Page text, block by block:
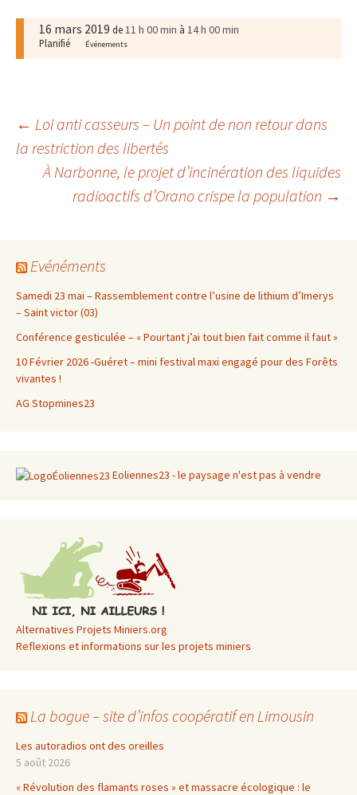
16 mars 2019 de11 h 00 min à 14 h 00 min
Planifié Événements
Navigation
des
← Loi anti casseurs – Un point de non retour dans
la restriction des libertés
À Narbonne, le projet d’incinération des liquides
radioactifs d’Orano crispe la population →
Evénéments
Samedi 23 mai – Rassemblement contre l’usine de lithium d’Imerys
– Saint victor (03)
Conférence gesticulée – « Pourtant j’ai tout bien fait comme il faut »
10 Février 2026 -Guéret – mini festival maxi engagé pour des Forêts
vivantes !
AG Stopmines23
Eoliennes23 - le paysage n'est pas à vendre
Alternatives Projets Miniers.org
Reflexions et informations sur les projets miniers
La bogue – site d’infos coopératif en Limousin
Les autoradios ont des oreilles
5 août 2026
« Révolution des flamants roses » et massacre écologique : le